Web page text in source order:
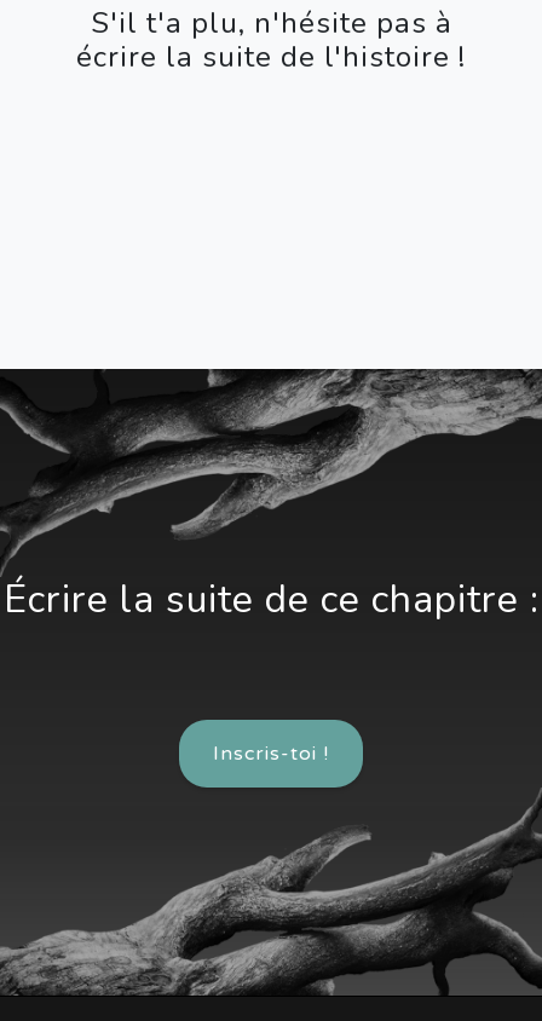
S'il t'a plu, n'hésite pas à
écrire la suite de l'histoire !
Écrire la suite de ce chapitre :
Inscris-toi !